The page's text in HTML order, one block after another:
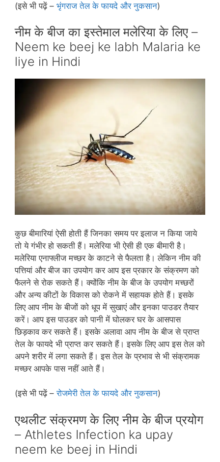
(इसे भी पढ़ें – भृंगराज तेल के फायदे और नुकसान)
नीम के बीज का इस्‍तेमाल मलेरिया के लिए –
Neem ke beej ke labh Malaria ke
liye in Hindi
कुछ बीमारियां ऐसी होती हैं जिनका समय पर इलाज न किया जाये
तो ये गंभीर हो सकती हैं। मलेरिया भी ऐसी ही एक बीमारी है।
मलेरिया एनाफ्लीज मच्‍छर के काटने से फैलता है। लेकिन नीम की
पत्तियां और बीज का उपयोग कर आप इस प्रकार के संक्रमण को
फैलने से रोक सकते हैं। क्‍योंकि नीम के बीज के उपयोग मच्‍छरों
और अन्‍य कीटों के विकास को रोकने में सहायक होते हैं। इसके
लिए आप नीम के बीजों को धूप में सुखाएं और इनका पाउडर तैयार
करें। आप इस पाउडर को पानी में घोलकर घर के आसपास
छिड़काव कर सकते हैं। इसके अलावा आप नीम के बीज से प्राप्‍त
तेल के फायदे भी प्राप्‍त कर सकते हैं। इसके लिए आप इस तेल को
अपने शरीर में लगा सकते हैं। इस तेल के प्रभाव से भी संक्रामक
मच्‍छर आपके पास नहीं आते हैं।
(इसे भी पढ़ें –रोजमेरी तेल के फायदे और नुकसान)
एथलीट संक्रमण के लिए नीम के बीज प्रयोग
– Athletes Infection ka upay
neem ke beej in Hindi